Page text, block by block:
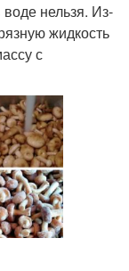
нельзя. Из-
жидкость
с